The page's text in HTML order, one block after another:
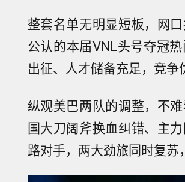
整套名单无明显短板，网
公认的本届VNL头号夺冠
出征、人才储备充足，竞争
纵观美巴两队的调整，不
国大刀阔斧换血纠错、主
路对手，两大劲旅同时复苏